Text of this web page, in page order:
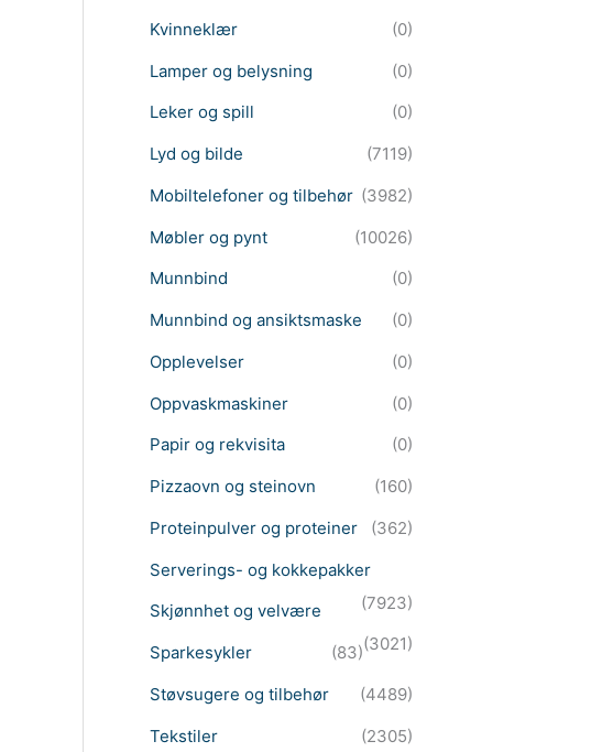
Kvinneklær
(0)
Lamper og belysning
(0)
Leker og spill
(0)
Lyd og bilde
(7119)
Mobiltelefoner og tilbehør (3982)
Møbler og pynt
(10026)
Munnbind
(0)
Munnbind og ansiktsmaske
(0)
Opplevelser
(0)
Oppvaskmaskiner
(0)
Papir og rekvisita
(0)
Pizzaovn og steinovn
(160)
Proteinpulver og proteiner
(362)
Serverings- og kokkepakker
(7923)
Skjønnhet og velvære
(3021)
Sparkesykler
(83)
Støvsugere og tilbehør
(4489)
Tekstiler
(2305)